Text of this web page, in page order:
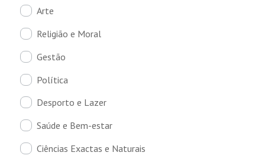
Arte
Religião e Moral
Gestão
Política
Desporto e Lazer
Saúde e Bem-estar
Ciências Exactas e Naturais